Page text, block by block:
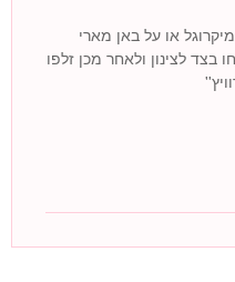
או על באן מארי
בצד לצינון ולאחר מכן זלפו